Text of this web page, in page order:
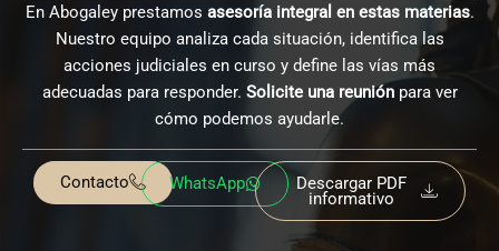
En Abogaley prestamos asesoría integral en estas materias.
Nuestro equipo analiza cada situación, identifica las
acciones judiciales en curso y define las vías más
adecuadas para responder. Solicite una reuniónpara ver
cómo podemos ayudarle.
Contacto WhatsApp Descargar PDF
informativo